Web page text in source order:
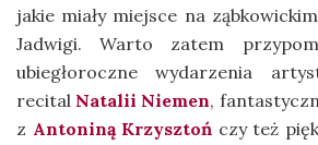
jakie miały miejsce na
Jadwigi. Warto zatem
ubiegłoroczne wydarzenia
recital Natalii Niemen,
z Antoniną Krzysztoń czy też